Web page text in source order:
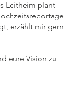
Leitheim plant
erzählt mir gern
eure Vision zu